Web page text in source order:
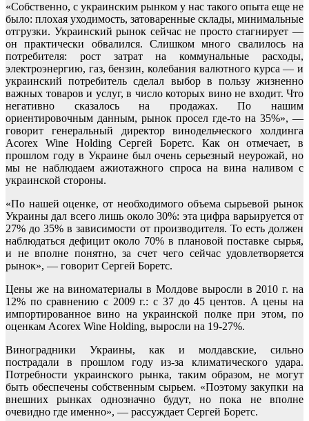
«Собственно, с украинским рынком у нас такого опыта еще не
было: плохая уходимость, затоваренные склады, минимальные
отгрузки. Украинский рынок сейчас не просто стагнирует —
он практически обвалился. Слишком много свалилось на
потребителя: рост затрат на коммунальные расходы,
электроэнергию, газ, бензин, колебания валютного курса — и
украинский потребитель сделал выбор в пользу жизненно
важных товаров и услуг, в число которых вино не входит. Что
негативно сказалось на продажах. По нашим
ориентировочным данным, рынок просел где-то на 35%», —
говорит генеральный директор винодельческого холдинга
Acorex Wine Holding Сергей Боретс. Как он отмечает, в
прошлом году в Украине был очень серьезный неурожай, но
мы не наблюдаем ажиотажного спроса на вина наливом с
украинской стороны.
«По нашей оценке, от необходимого объема сырьевой рынок
Украины дал всего лишь около 30%: эта цифра варьируется от
27% до 35% в зависимости от производителя. То есть должен
наблюдаться дефицит около 70% в плановой поставке сырья,
и не вполне понятно, за счет чего сейчас удовлетворяется
рынок», — говорит Сергей Боретс.
Цены же на виноматериалы в Молдове выросли в 2010 г. на
12% по сравнению с 2009 г.: с 37 до 45 центов. А цены на
импортированное вино на украинской полке при этом, по
оценкам Acorex Wine Holding, выросли на 19-27%.
Виноградники Украины, как и молдавские, сильно
пострадали в прошлом году из-за климатического удара.
Потребности украинского рынка, таким образом, не могут
быть обеспечены собственным сырьем. «Поэтому закупки на
внешних рынках однозначно будут, но пока не вполне
очевидно где именно», — рассуждает Сергей Боретс.